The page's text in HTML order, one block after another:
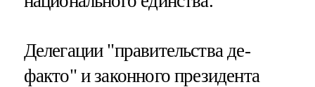
Делегации "правительства де-
факто" и законного президента